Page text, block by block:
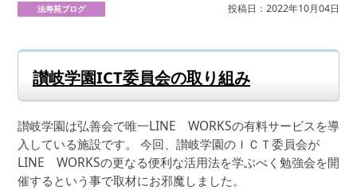
法寿苑ブログ 投稿日：2022年10月04日
讃岐学園ICT委員会の取り組み
讃岐学園は弘善会で唯一LINE WORKSの有料サービスを導
入している施設です。 今回、讃岐学園のＩＣＴ委員会が
LINE WORKSの更なる便利な活用法を学ぶべく勉強会を開
催するという事で取材にお邪魔しました。